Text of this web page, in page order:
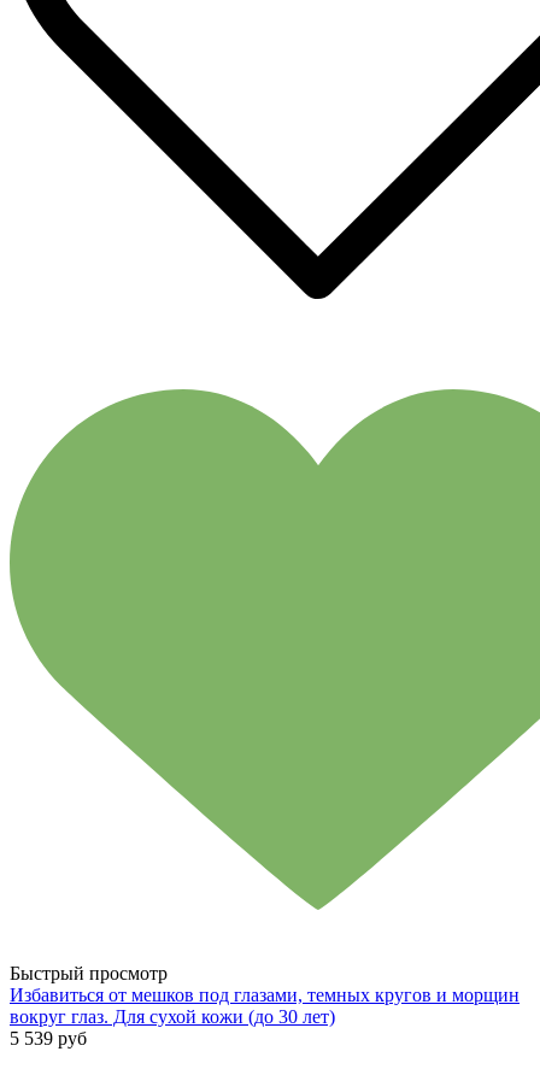
Быстрый просмотр
Избавиться от мешков под глазами, темных кругов и морщин
вокруг глаз. Для сухой кожи (до 30 лет)
5 539 руб